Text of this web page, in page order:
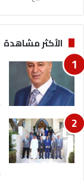
ة
ا
ل
ع
ا
د
ي
ا
ل
س
ن
و
ي
ا
الأكثر مشاهدة